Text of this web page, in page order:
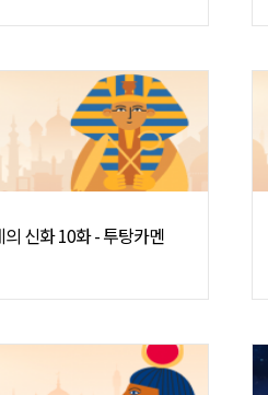
신화 10화 - 투탕카멘